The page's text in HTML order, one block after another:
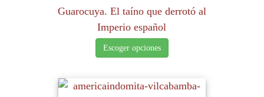
Guarocuya. El taíno que derrotó al
Imperio español
Escoger opciones